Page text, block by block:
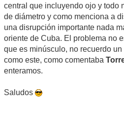
central que incluyendo ojo y todo
de diámetro y como menciona a
una disrupción importante nada
oriente de Cuba. El problema no
que es minúsculo, no recuerdo
como este, como comentaba
enteramos.
Saludos